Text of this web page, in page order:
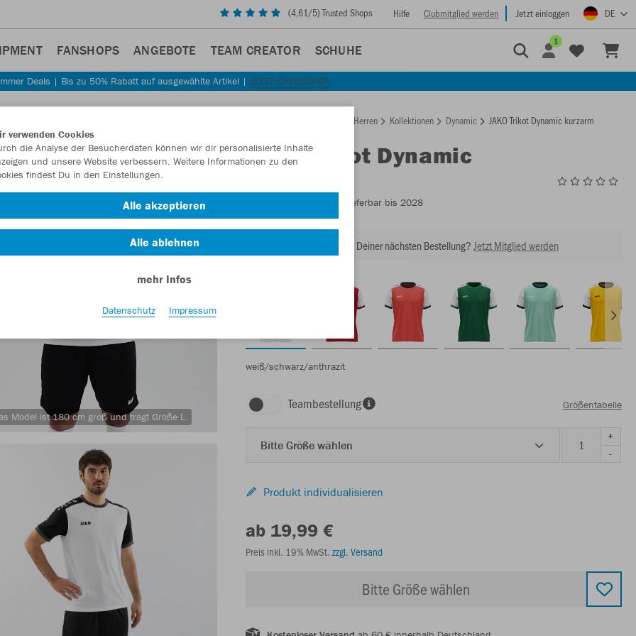
(4,61/5) Trusted Shops Hilfe Clubmitglied werden Jetzt einloggen DE
FANSHOPS ANGEBOTE TEAM CREATOR SCHUHE
1
Deals | Bis zu 50% Rabatt auf ausgewählte Artikel | JETZT ENTDECKEN
Model ist 180 cm groß und trägt Größe L.
Herren Kollektionen Dynamic JAKO Trikot Dynamic kurzarm
JAKOTrikot Dynamic
- Lieferbar bis 2028
Lust auf 30% Rabatt bei Deiner nächsten Bestellung? Jetzt Mitglied werden
weiß/schwarz/anthrazit
Teambestellung Größentabelle
Bitte Größe wählen
+
-
Produkt individualisieren
ab 19,99 €
Preis inkl. 19% MwSt. zzgl. Versand
Bitte Größe wählen
verwenden Cookies
die Analyse der Besucherdaten können wir dir personalisierte Inhalte
und unsere Website verbessern. Weitere Informationen zu den
findest Du in den Einstellungen.
Alle akzeptieren
Alle ablehnen
mehr Infos
Datenschutz Impressum